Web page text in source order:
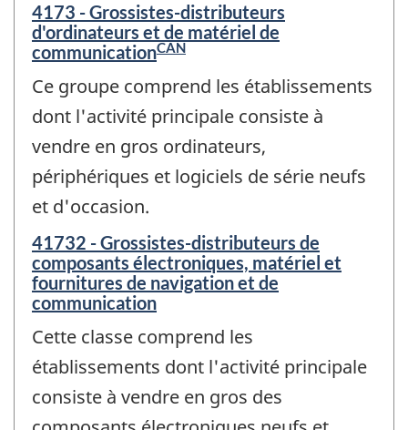
4173 - Grossistes-distributeurs
d'ordinateurs et de matériel de
communicationCAN
Ce groupe comprend les établissements
dont l'activité principale consiste à
vendre en gros ordinateurs,
périphériques et logiciels de série neufs
et d'occasion.
41732 - Grossistes-distributeurs de
composants électroniques, matériel et
fournitures de navigation et de
communication
Cette classe comprend les
établissements dont l'activité principale
consiste à vendre en gros des